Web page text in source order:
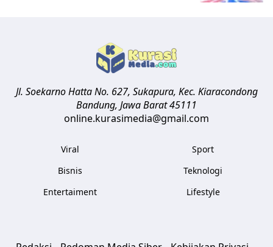
Jl. Soekarno Hatta No. 627, Sukapura, Kec. Kiaracondong
Bandung, Jawa Barat45111
online.kurasimedia@gmail.com
Viral
Bisnis
Entertaiment
Sport
Teknologi
Lifestyle